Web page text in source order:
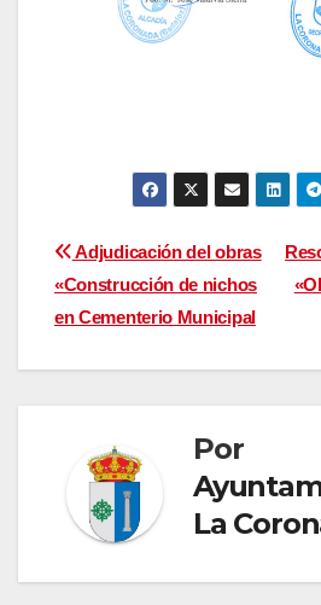
Navegación
de
entradas
Adjudicación del obras
«Construcción de nichos
en Cementerio Municipal
Por
La